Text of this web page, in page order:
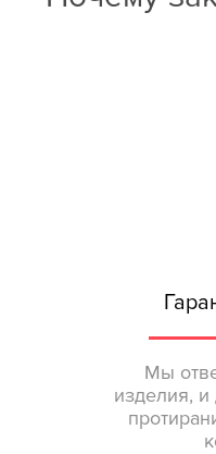
Мы
изделия, и